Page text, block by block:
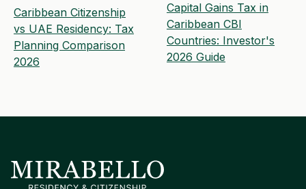
Caribbean Citizenship
vs UAE Residency: Tax
Planning Comparison
2026
Capital Gains Tax in
Caribbean CBI
Countries: Investor's
2026 Guide